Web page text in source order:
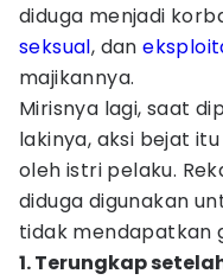
diduga menjadi
seksual, dan
majikannya.
Mirisnya lagi, saat
lakinya, aksi bejat
oleh istri pelaku.
diduga digunakan
tidak mendapatkan
1. Terungkap